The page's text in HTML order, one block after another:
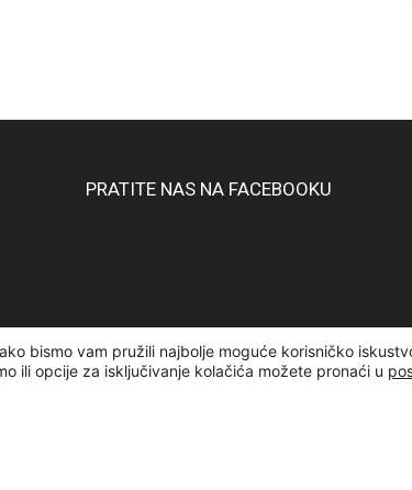
PRATITE NAS NA FACEBOOKU
bismo vam pružili najbolje moguće korisničko
ili opcije za isključivanje kolačića možete pronaći u